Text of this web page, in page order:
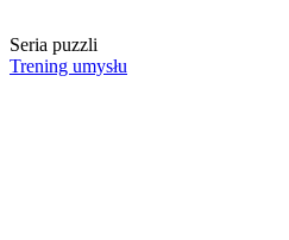
Seria puzzli
Trening umysłu